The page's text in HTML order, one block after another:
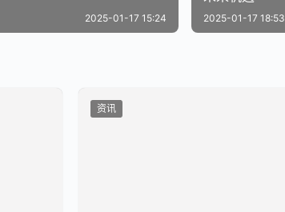
2025-01-17 15:24 2025-01-17 18:53
资讯